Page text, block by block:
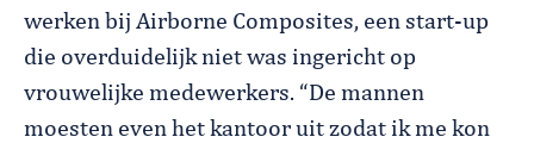
werken bij Airborne Composites, een start-up
die overduidelijk niet was ingericht op
vrouwelijke medewerkers. “De mannen
moesten even het kantoor uit zodat ik me kon